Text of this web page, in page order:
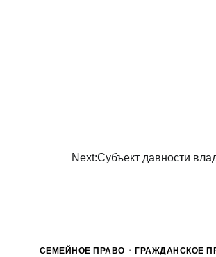
Next:Субъект давности
СЕМЕЙНОЕ ПРАВО
ГРАЖДАНСКОЕ